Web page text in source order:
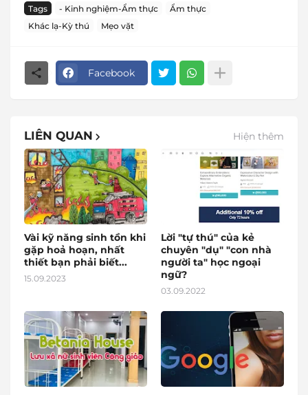
Tags - Kinh nghiệm-Ẩm thực
Ẩm thực
Khác lạ-Kỳ thú
Mẹo vặt
Facebook
LIÊN QUAN Hiện thêm
Vài kỹ năng sinh tồn khi
gặp hoả hoạn, nhất
thiết bạn phải biết...
15.09.2023
Lời "tự thú" của kẻ
chuyên "dụ" "con nhà
người ta" học ngoại
ngữ?
03.09.2022